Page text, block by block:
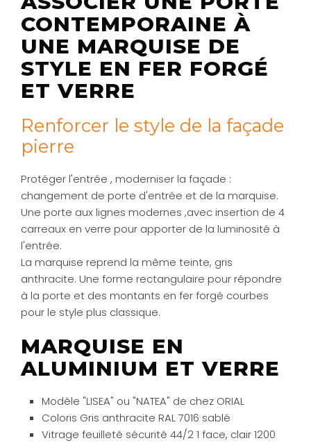
CONTEMPORAINE À
UNE MARQUISE DE
STYLE EN FER FORGÉ
ET VERRE
Renforcer le style de la façade
pierre
Protéger l'entrée , moderniser la façade :
changement de porte d'entrée et de la marquise.
Une porte aux lignes modernes ,avec insertion de 4
carreaux en verre pour apporter de la luminosité à
l'entrée.
La marquise reprend la même teinte, gris
anthracite. Une forme rectangulaire pour répondre
à la porte et des montants en fer forgé courbes
pour le style plus classique.
MARQUISE EN
ALUMINIUM ET VERRE
Modèle "LISEA" ou "NATEA" de chez ORIAL
Coloris Gris anthracite RAL 7016 sablé
Vitrage feuilleté sécurité 44/2 1 face, clair 1200